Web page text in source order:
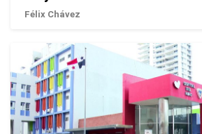
Félix Chávez